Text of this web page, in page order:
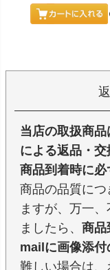
当店の取扱商
による返品・交
商品到着時に必
商品の品質につ
ますが、万一
ましたら、 商品
mailに画像添付
難しい場合は、